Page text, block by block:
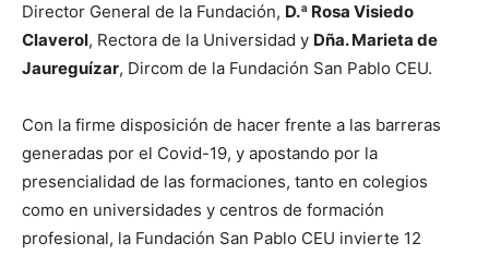
Director General de la Fundación, D.ª Rosa Visiedo
Claverol, Rectora de la Universidad y Dña. Marieta de
Jaureguízar, Dircom de la Fundación San Pablo CEU.
Con la firme disposición de hacer frente a las barreras
generadas por el Covid-19, y apostando por la
presencialidad de las formaciones, tanto en colegios
como en universidades y centros de formación
profesional, la Fundación San Pablo CEU invierte 12